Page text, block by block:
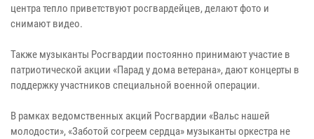
центра тепло приветствуют росгвардейцев, делают фото и
снимают видео.
Также музыканты Росгвардии постоянно принимают участие в
патриотической акции «Парад у дома ветерана», дают концерты в
поддержку участников специальной военной операции.
В рамках ведомственных акций Росгвардии «Вальс нашей
молодости», «Заботой согреем сердца» музыканты оркестра не